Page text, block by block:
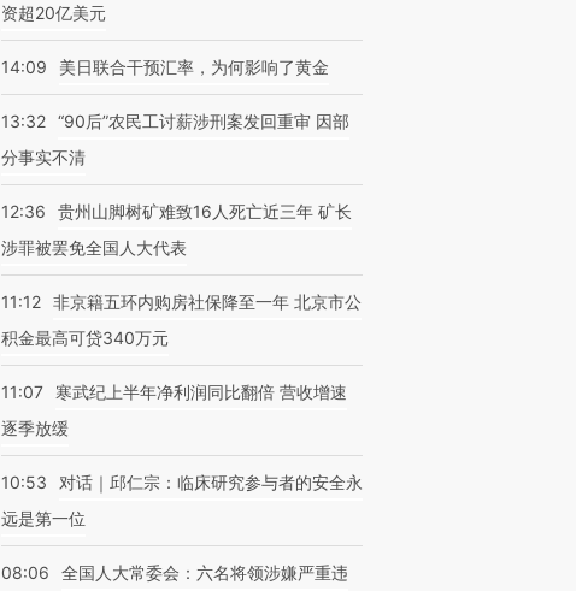
资超20亿美元
14:09 美日联合干预汇率，为何影响了黄金
13:32 “90后”农民工讨薪涉刑案发回重审 因部
分事实不清
12:36
贵州山脚树矿难致16人死亡近三年 矿长
涉罪被罢免全国人大代表
11:12 非京籍五环内购房社保降至一年 北京市公
积金最高可贷340万元
11:07
寒武纪上半年净利润同比翻倍 营收增速
逐季放缓
10:53
对话｜邱仁宗：临床研究参与者的安全永
远是第一位
08:06
全国人大常委会：六名将领涉嫌严重违